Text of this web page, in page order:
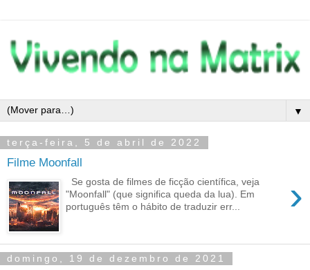
▼
terça-feira, 5 de abril de 2022
Filme Moonfall
›
Se gosta de filmes de ficção científica, veja
"Moonfall" (que significa queda da lua). Em
português têm o hábito de traduzir err...
domingo, 19 de dezembro de 2021